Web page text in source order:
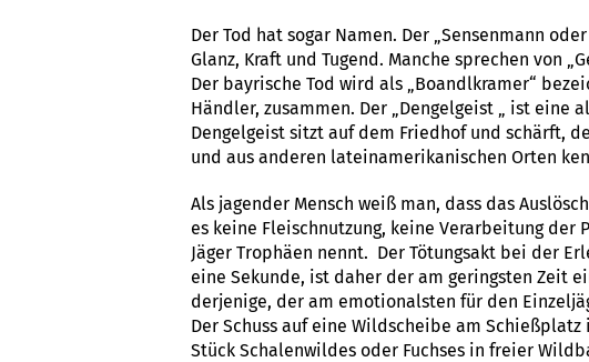
Der Tod hat sogar Namen. Der „Sensenmann
Glanz, Kraft und Tugend. Manche sprechen von
Der bayrische Tod wird als „Boandlkramer“
Händler, zusammen. Der „Dengelgeist „ ist
Dengelgeist sitzt auf dem Friedhof und schärft,
und aus anderen lateinamerikanischen Orten
Als jagender Mensch weiß man, dass das
es keine Fleischnutzung, keine Verarbeitung der
Jäger Trophäen nennt. Der Tötungsakt bei der
eine Sekunde, ist daher der am geringsten Zeit
derjenige, der am emotionalsten für den
Der Schuss auf eine Wildscheibe am
Stück Schalenwildes oder Fuchses in freier